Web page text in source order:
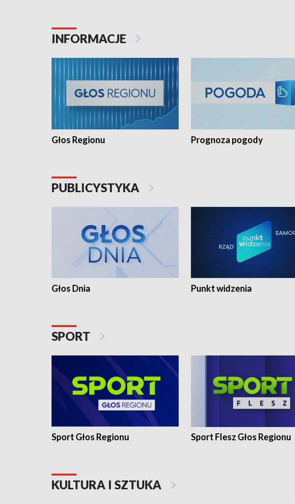
INFORMACJE
Głos Regionu Prognoza pogody
PUBLICYSTYKA
Głos Dnia Punkt widzenia
SPORT
Sport Głos Regionu Sport Flesz Głos Regionu
KULTURA I SZTUKA